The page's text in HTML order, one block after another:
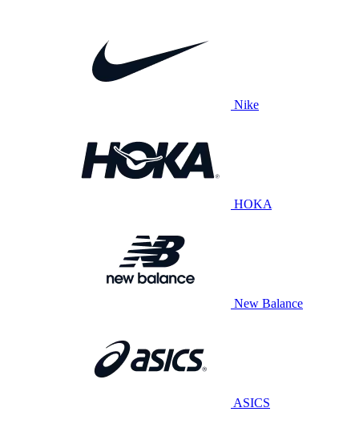
Nike
HOKA
New Balance
ASICS